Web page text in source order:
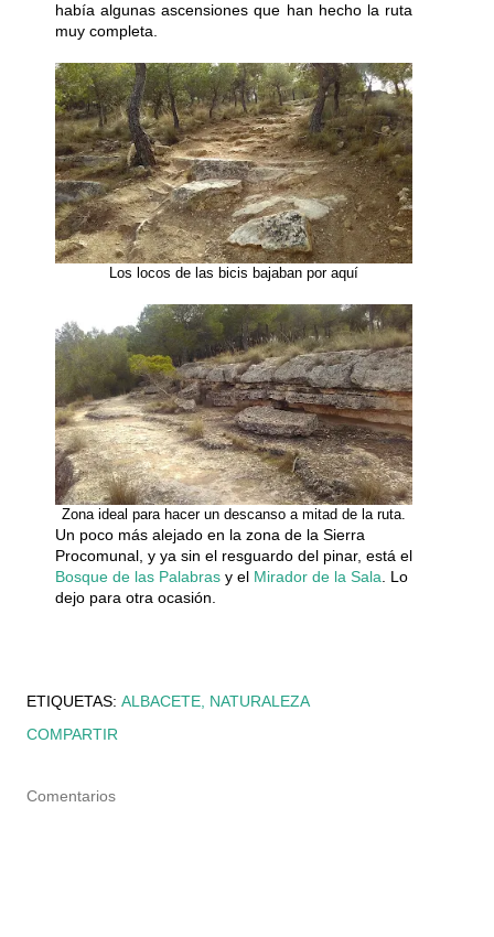
había algunas ascensiones que han hecho la ruta
muy completa.
Los locos de las bicis bajaban por aquí
Zona ideal para hacer un descanso a mitad de la ruta.
Un poco más alejado en la zona de la Sierra
Procomunal, y ya sin el resguardo del pinar, está el
Bosque de las Palabras y el Mirador de la Sala . Lo
dejo para otra ocasión.
ETIQUETAS: ALBACETE NATURALEZA
COMPARTIR
Comentarios